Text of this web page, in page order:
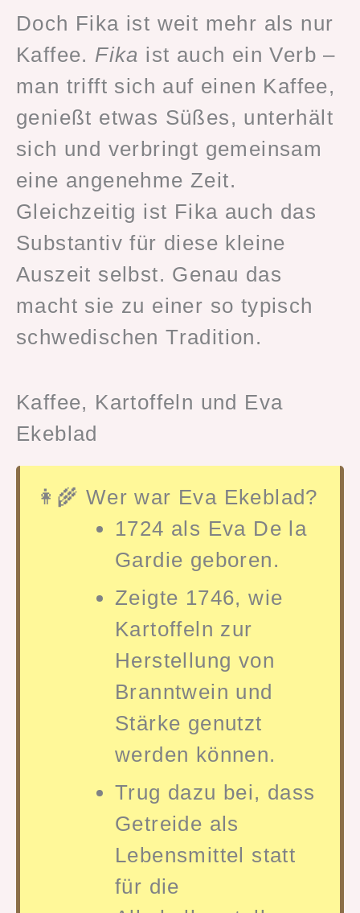
Doch Fika ist weit mehr als nur
Kaffee. Fika ist auch ein Verb –
man trifft sich auf einen Kaffee,
genießt etwas Süßes, unterhält
sich und verbringt gemeinsam
eine angenehme Zeit.
Gleichzeitig ist Fika auch das
Substantiv für diese kleine
Auszeit selbst. Genau das
macht sie zu einer so typisch
schwedischen Tradition.
Kaffee, Kartoffeln und Eva
Ekeblad
👩‍🌾 Wer war Eva Ekeblad?
1724 als Eva De la
Gardie geboren.
Zeigte 1746, wie
Kartoffeln zur
Herstellung von
Branntwein und
Stärke genutzt
werden können.
Trug dazu bei, dass
Getreide als
Lebensmittel statt
für die